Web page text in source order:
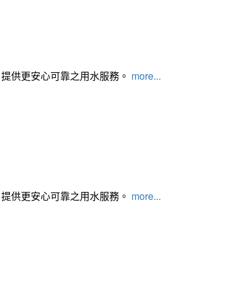
供更安心可靠之用水服務。 more...
供更安心可靠之用水服務。 more...